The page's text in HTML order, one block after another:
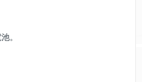
。